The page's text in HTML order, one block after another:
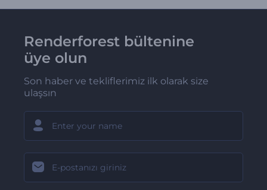
Renderforest bültenine
üye olun
Son haber ve tekliflerimiz ilk olarak size
ulaşsın